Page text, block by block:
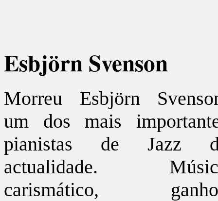
Esbjörn Svenson
Morreu Esbjörn
um dos mais
pianistas de Jazz
actualidade.
carismático,